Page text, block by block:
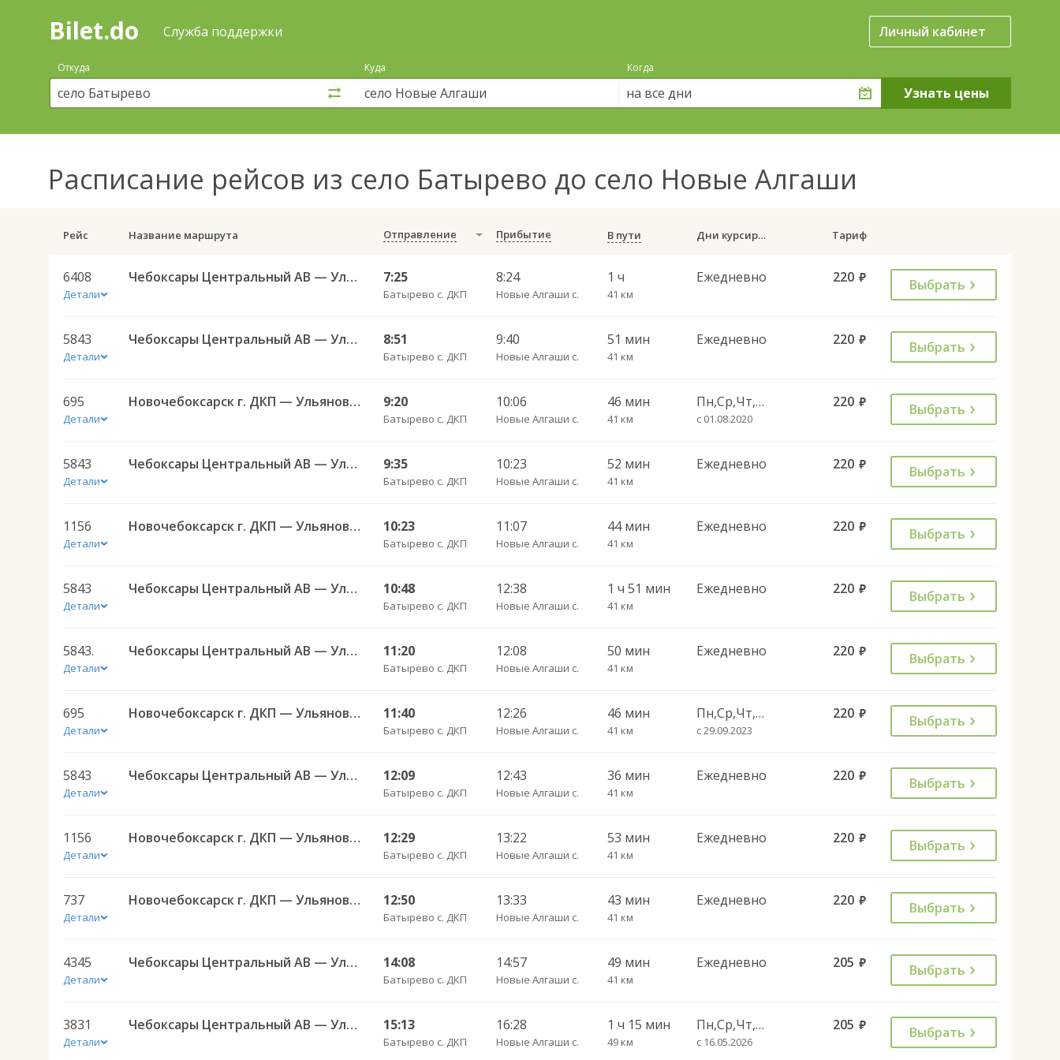
Поиск
покупка
билетов
автобус
онлайн
Bilet.do Служба поддержки Личный кабинет
Откуда Куда Когда
на все дни
Расписание рейсов из село Батырево до село Новые Алгаши
Рейс Название маршрута Отправление Прибытие В пути Дни курсирования Тариф
6408
Детали
Чебоксары Центральный АВ — Ульяновск Центральный АВ 6408 7:25
Батырево с. ДКП
8:24
Новые Алгаши с.
1 ч
41 км
Ежедневно 220 руб. Выбрать
5843
Детали
Чебоксары Центральный АВ — Ульяновск (Новый город) ч/з Батырево с. ДКП 5843 8:51
Батырево с. ДКП
9:40
Новые Алгаши с.
51 мин
41 км
Ежедневно 220 руб. Выбрать
695
Детали
Новочебоксарск г. ДКП — Ульяновск Центральный АВ 695 9:20
Батырево с. ДКП
10:06
Новые Алгаши с.
46 мин
41 км
Пн,Ср,Чт,Пт,Сб,Вс
с 01.08.2020
220 руб. Выбрать
5843
Детали
Чебоксары Центральный АВ — Ульяновск (Новый город) ч/з Батырево с. ДКП 5843 9:35
Батырево с. ДКП
10:23
Новые Алгаши с.
52 мин
41 км
Ежедневно 220 руб. Выбрать
1156
Детали
Новочебоксарск г. ДКП — Ульяновск (Новый город) 1156 10:23
Батырево с. ДКП
11:07
Новые Алгаши с.
44 мин
41 км
Ежедневно 220 руб. Выбрать
5843
Детали
Чебоксары Центральный АВ — Ульяновск (Новый город) ч/з Батырево с. ДКП 5843 10:48
Батырево с. ДКП
12:38
Новые Алгаши с.
1 ч 51 мин
41 км
Ежедневно 220 руб. Выбрать
5843.
Детали
Чебоксары Центральный АВ — Ульяновск (Новый город) ч/з Батырево с. ДКП 5843. 11:20
Батырево с. ДКП
12:08
Новые Алгаши с.
50 мин
41 км
Ежедневно 220 руб. Выбрать
695
Детали
Новочебоксарск г. ДКП — Ульяновск Центральный АВ 695 11:40
Батырево с. ДКП
12:26
Новые Алгаши с.
46 мин
41 км
Пн,Ср,Чт,Пт,Сб,Вс
с 29.09.2023
220 руб. Выбрать
5843
Детали
Чебоксары Центральный АВ — Ульяновск (Новый город) ч/з Батырево с. ДКП 5843 12:09
Батырево с. ДКП
12:43
Новые Алгаши с.
36 мин
41 км
Ежедневно 220 руб. Выбрать
1156
Детали
Новочебоксарск г. ДКП — Ульяновск (Новый город) 1156 12:29
Батырево с. ДКП
13:22
Новые Алгаши с.
53 мин
41 км
Ежедневно 220 руб. Выбрать
737
Детали
Новочебоксарск г. ДКП — Ульяновск Центральный АВ ч/з ЦАВ 737 12:50
Батырево с. ДКП
13:33
Новые Алгаши с.
43 мин
41 км
Ежедневно 220 руб. Выбрать
4345
Детали
Чебоксары Центральный АВ — Ульяновск АС Парк Победы 4345 14:08
Батырево с. ДКП
14:57
Новые Алгаши с.
49 мин
41 км
Ежедневно 205 руб. Выбрать
3831
Детали
Чебоксары Центральный АВ — Ульяновск АС Парк Победы 3831 15:13
Батырево с. ДКП
16:28
Новые Алгаши с.
1 ч 15 мин
49 км
Пн,Ср,Чт,Пт,Сб,Вс
с 16.05.2026
205 руб. Выбрать